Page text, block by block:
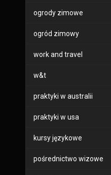
ogrody zimowe
ogród zimowy
work and travel
w&t
praktyki w australii
praktyki w usa
kursy językowe
pośrednictwo wizowe